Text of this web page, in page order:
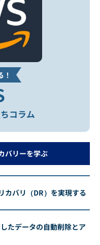
！
コラム
バリーを学ぶ
カバリ（DR）を実現する
たデータの自動削除とア